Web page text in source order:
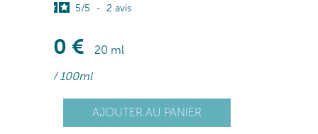
5/5 - 2 avis
,90 €
20 ml
/ 100ml
AJOUTER AU PANIER